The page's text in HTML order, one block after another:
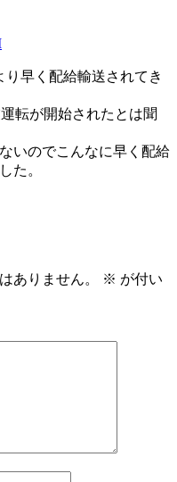
り早く配給輸送されてき
転が開始されたとは聞
いのでこんなに早く配給
た。
ありません。 ※ が付い